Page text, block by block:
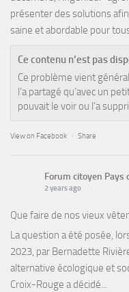
présenter des solutions
saine et abordable pour
Ce contenu n’est pas
Ce problème vient
l’a partagé qu’avec un
pouvait le voir ou l’a
View on Facebook · Share
Forum citoyen Pays
2 years ago
Que faire de nos vieux
La question a été posée,
2023, par Bernadette
alternative écologique et
Croix-Rouge a décidé...